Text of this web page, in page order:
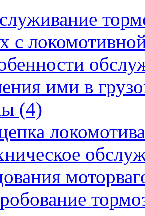
с
ими в
(4)